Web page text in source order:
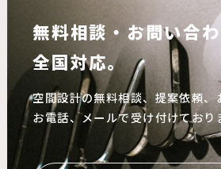
無料相談・お問い合
全国対応。
空間設計の無料相談、提案依頼、
お電話、メールで受け付けており